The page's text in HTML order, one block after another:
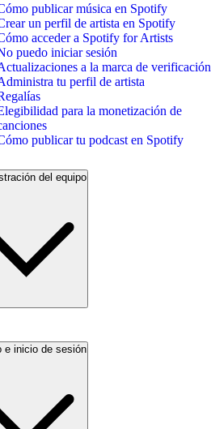
publicar música en Spotify
un perfil de artista en Spotify
acceder a Spotify for Artists
puedo iniciar sesión
a la marca de verificación
tu perfil de artista
para la monetización de
publicar tu podcast en Spotify
del equipo
e inicio de sesión